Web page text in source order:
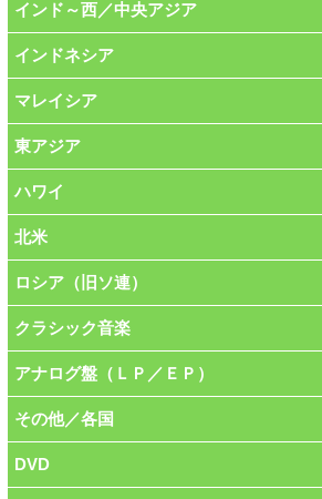
インド～西／中央アジア
インドネシア
マレイシア
東アジア
ハワイ
北米
ロシア（旧ソ連）
クラシック音楽
アナログ盤（ＬＰ／ＥＰ）
その他／各国
DVD